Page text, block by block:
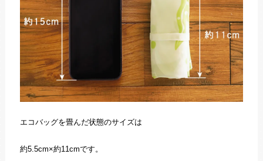
エコバッグを畳んだ状態のサイズは
約5.5cm×約11cmです。